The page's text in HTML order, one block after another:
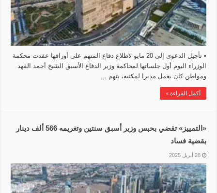
• تأجيل الدعوى إلى 20 مايو لاطلاع دفاع المتهم على أوراقها عقدت محكمة
الوزراء اليوم أول جلساتها لمحاكمة وزير الدفاع الأسبق الشيخ أحمد الفهد
ومواطن كان يعمل مديرا لمكتبه، بتهم …
أكمل القراءة »
«التمييز» تقضي بحبس وزير أسبق سنتين وتغريمه 566 ألف دينار
بقضية فساد
28 أبريل 2025